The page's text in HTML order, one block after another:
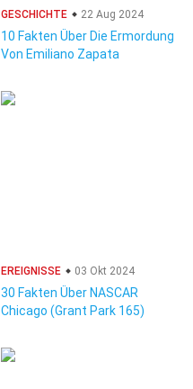
GESCHICHTE 22 Aug 2024
10 Fakten Über Die Ermordung
Von Emiliano Zapata
EREIGNISSE 03 Okt 2024
30 Fakten Über NASCAR
Chicago (Grant Park 165)